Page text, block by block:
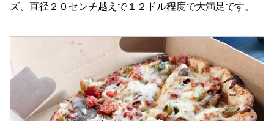
ズ、直径２０センチ越えで１２ドル程度で大満足です。